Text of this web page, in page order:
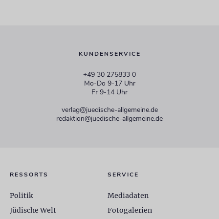
KUNDENSERVICE
+49 30 275833 0
Mo-Do 9-17 Uhr
Fr 9-14 Uhr
verlag@juedische-allgemeine.de
redaktion@juedische-allgemeine.de
RESSORTS
Politik
Jüdische Welt
SERVICE
Mediadaten
Fotogalerien